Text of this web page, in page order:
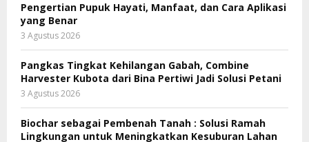
Pengertian Pupuk Hayati, Manfaat, dan Cara Aplikasi
yang Benar
3 Agustus 2026
Pangkas Tingkat Kehilangan Gabah, Combine
Harvester Kubota dari Bina Pertiwi Jadi Solusi Petani
3 Agustus 2026
Biochar sebagai Pembenah Tanah : Solusi Ramah
Lingkungan untuk Meningkatkan Kesuburan Lahan